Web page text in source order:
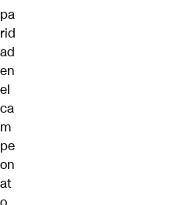
pa
rid
ad
en
el
ca
m
pe
on
at